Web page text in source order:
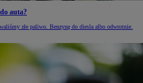
auta?
złe paliwo. Benzynę do diesla albo odwrotnie.